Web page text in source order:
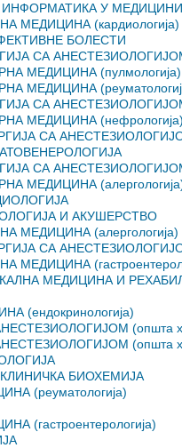
И ИНФОРМАТИКА У МЕДИЦИНИ
МЕДИЦИНА (кардиологија)
БОЛЕСТИ
СА АНЕСТЕЗИОЛОГИЈОМ
МЕДИЦИНА (пулмологија)
МЕДИЦИНА
СА АНЕСТЕЗИОЛОГИЈОМ
МЕДИЦИНА (нефрологија)
СА
СА АНЕСТЕЗИОЛОГИЈОМ
МЕДИЦИНА
И АКУШЕРСТВО
МЕДИЦИНА (алергологија)
СА
МЕДИЦИНА
МЕДИЦИНА И
(ендокринологија)
(општа
(општа
КЛИНИЧКА БИОХЕМИЈА
(реуматологија)
(гастроентерологија)